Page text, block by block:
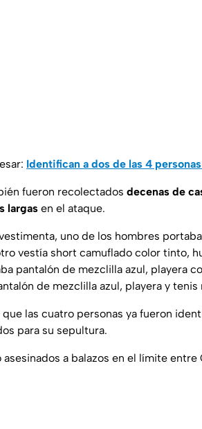
Identifican a dos de las 4
fueron recolectados decenas de
largas en el ataque.
uno de los hombres
vestía short camuflado color tinto,
pantalón de mezclilla azul, playera
de mezclilla azul, playera y tenis
las cuatro personas ya fueron
para su sepultura.
a balazos en el límite entre